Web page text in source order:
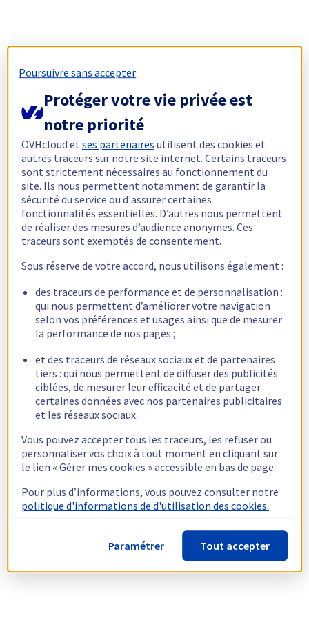
Poursuivre sans accepter
Protéger votre vie privée est
notre priorité
OVHcloud etses partenaires utilisent des cookies et
autres traceurs sur notre site internet. Certains traceurs
sont strictement nécessaires au fonctionnement du
site. Ils nous permettent notamment de garantir la
sécurité du service ou d'assurer certaines
fonctionnalités essentielles. D’autres nous permettent
de réaliser des mesures d’audience anonymes. Ces
traceurs sont exemptés de consentement.
Sous réserve de votre accord, nous utilisons également :
des traceurs de performance et de personnalisation :
qui nous permettent d’améliorer votre navigation
selon vos préférences et usages ainsi que de mesurer
la performance de nos pages ;
et des traceurs de réseaux sociaux et de partenaires
tiers : qui nous permettent de diffuser des publicités
ciblées, de mesurer leur efficacité et de partager
certaines données avec nos partenaires publicitaires
et les réseaux sociaux.
Vous pouvez accepter tous les traceurs, les refuser ou
personnaliser vos choix à tout moment en cliquant sur
le lien « Gérer mes cookies » accessible en bas de page.
Pour plus d’informations, vous pouvez consulter notre
politique d'informations de d'utilisation des cookies.
Paramétrer Tout accepter